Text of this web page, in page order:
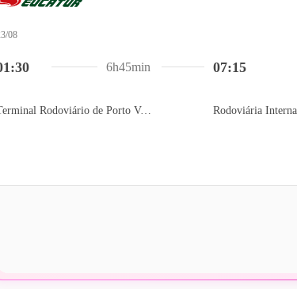
08
Terminal Rodoviário de Porto Velho
07:15
Rodoviária
6h45min